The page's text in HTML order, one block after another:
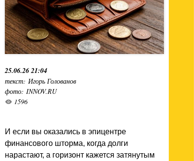
25.06.26 21:04
текст: Игорь Голованов
фото: INNOV.RU
1596
И если вы оказались в эпицентре
финансового шторма, когда долги
нарастают, а горизонт кажется затянутым